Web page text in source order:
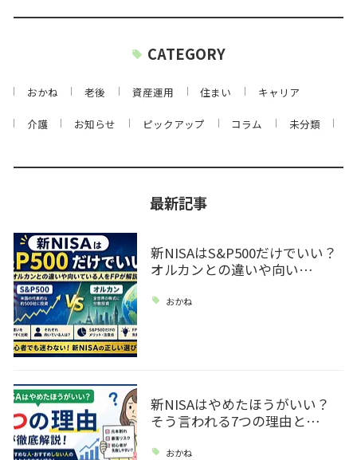
CATEGORY
おかね 老後 資産運用 住まい キャリア
介護 お知らせ ピックアップ コラム 未分類
最新記事
新NISAはS&P500だけでいい？
オルカンとの違いや向い…
おかね
新NISAはやめたほうがいい？
そう言われる7つの理由と…
おかね